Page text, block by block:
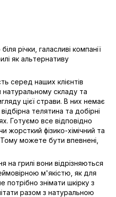
річки, галасливі компанії
як альтернативу
серед наших клієнтів
складу та
цієї страви. В них немає
телятина та добірні
Готуємо все відповідно
жорсткий фізико-хімічний та
Тому можете бути впевнені,
на грилі вони відрізняються
м'якістю, як для
знімати шкірку з
разом з натуральною